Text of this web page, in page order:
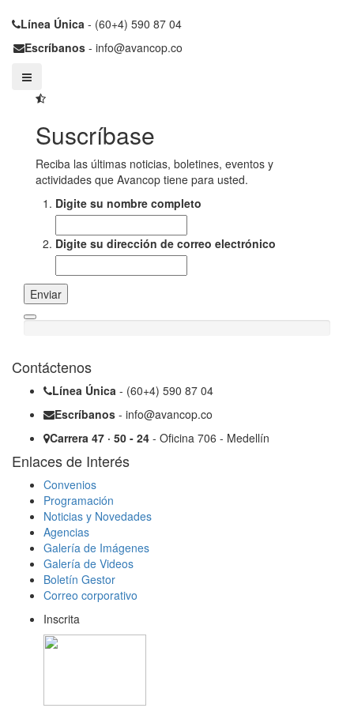
Línea Única - (60+4) 590 87 04
Escríbanos - info@avancop.co
Suscríbase
Reciba las últimas noticias, boletines, eventos y
actividades que Avancop tiene para usted.
Digite su nombre completo
Digite su dirección de correo electrónico
Enviar
Contáctenos
Línea Única - (60+4) 590 87 04
Escríbanos - info@avancop.co
Carrera 47 · 50 - 24 - Oficina 706 - Medellín
Enlaces de Interés
Convenios
Programación
Noticias y Novedades
Agencias
Galería de Imágenes
Galería de Videos
Boletín Gestor
Correo corporativo
Inscrita